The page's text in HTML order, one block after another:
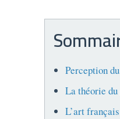
Perception
La théorie
L’art